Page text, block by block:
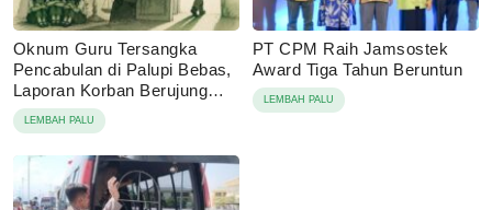
Oknum Guru Tersangka
Pencabulan di Palupi Bebas,
Laporan Korban Berujung
Damai
LEMBAH PALU
PT CPM Raih Jamsostek
Award Tiga Tahun Beruntun
LEMBAH PALU